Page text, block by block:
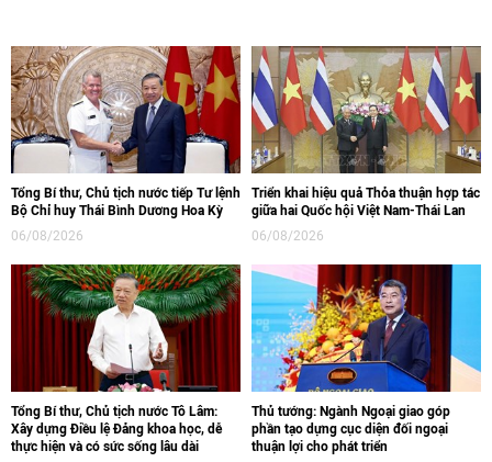
Tổng Bí thư, Chủ tịch nước tiếp Tư lệnh
Bộ Chỉ huy Thái Bình Dương Hoa Kỳ
06/08/2026
Triển khai hiệu quả Thỏa thuận hợp tác
giữa hai Quốc hội Việt Nam-Thái Lan
06/08/2026
Tổng Bí thư, Chủ tịch nước Tô Lâm:
Xây dựng Điều lệ Đảng khoa học, dễ
thực hiện và có sức sống lâu dài
Thủ tướng: Ngành Ngoại giao góp
phần tạo dựng cục diện đối ngoại
thuận lợi cho phát triển